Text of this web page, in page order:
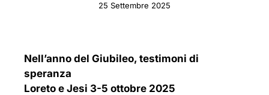
25 Settembre 2025
Nell’anno del Giubileo, testimoni di
speranza
Loreto e Jesi 3-5 ottobre 2025